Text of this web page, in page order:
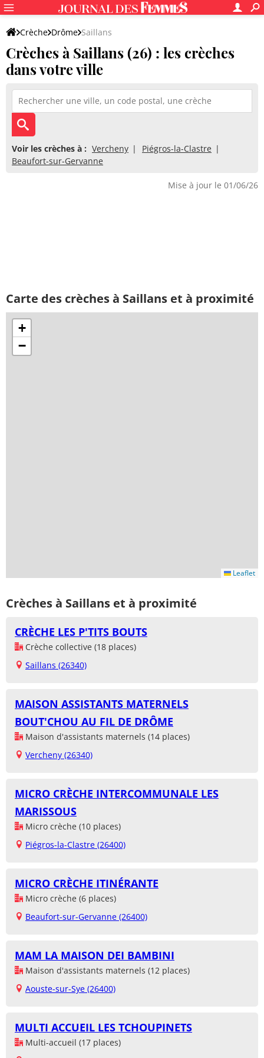
Crèche Drôme Saillans
Crèches à Saillans (26) : les crèches
dans votre ville
Voir les crèches à : Vercheny
Piégros-la-Clastre
Beaufort-sur-Gervanne
Mise à jour le 01/06/26
Carte des crèches à Saillans et à proximité
+
−
Leaflet
Crèches à Saillans et à proximité
CRÈCHE LES P'TITS BOUTS
Crèche collective (18 places)
Saillans (26340)
MAISON ASSISTANTS MATERNELS
BOUT'CHOU AU FIL DE DRÔME
Maison d'assistants maternels (14 places)
Vercheny (26340)
MICRO CRÈCHE INTERCOMMUNALE LES
MARISSOUS
Micro crèche (10 places)
Piégros-la-Clastre (26400)
MICRO CRÈCHE ITINÉRANTE
Micro crèche (6 places)
Beaufort-sur-Gervanne (26400)
MAM LA MAISON DEI BAMBINI
Maison d'assistants maternels (12 places)
Aouste-sur-Sye (26400)
MULTI ACCUEIL LES TCHOUPINETS
Multi-accueil (17 places)